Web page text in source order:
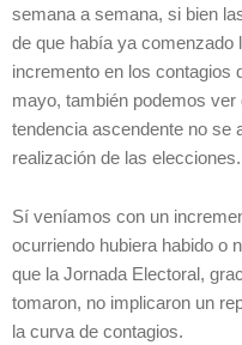
semana a semana, si bien
de que había ya comenzado
incremento en los contagios
mayo, también podemos
tendencia ascendente no se
realización de las elecciones.
Sí veníamos con un
ocurriendo hubiera habido o
que la Jornada Electoral,
tomaron, no implicaron un
la curva de contagios.